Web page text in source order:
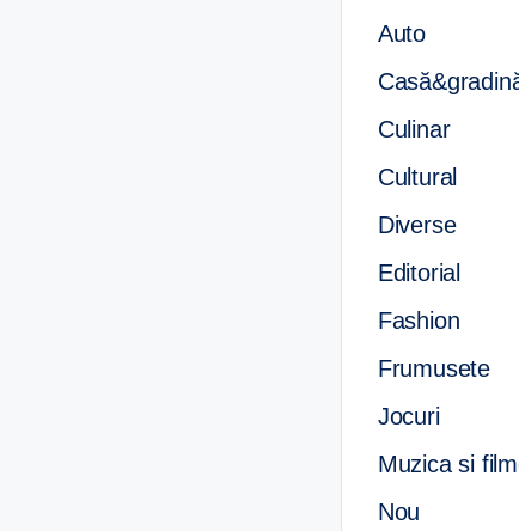
Auto
Culinar
Cultural
Diverse
Editorial
Fashion
Frumusete
Jocuri
Muzica si
Nou